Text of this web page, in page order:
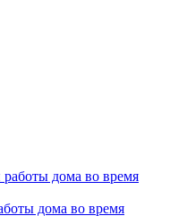
дома во время